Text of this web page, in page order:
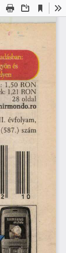
Nyomtatás
LetöltésAktuális
nézet
1,50 RON
1,21 RON
28 oldal
évfolyam,
(587.) szám